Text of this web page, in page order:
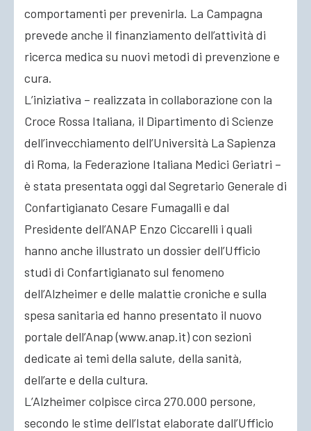
comportamenti per prevenirla. La Campagna
prevede anche il finanziamento dell’attività di
ricerca medica su nuovi metodi di prevenzione e
cura.
L’iniziativa – realizzata in collaborazione con la
Croce Rossa Italiana, il Dipartimento di Scienze
dell’invecchiamento dell’Università La Sapienza
di Roma, la Federazione Italiana Medici Geriatri –
è stata presentata oggi dal Segretario Generale di
Confartigianato Cesare Fumagalli e dal
Presidente dell’ANAP Enzo Ciccarelli i quali
hanno anche illustrato un dossier dell’Ufficio
studi di Confartigianato sul fenomeno
dell’Alzheimer e delle malattie croniche e sulla
spesa sanitaria ed hanno presentato il nuovo
portale dell’Anap (www.anap.it) con sezioni
dedicate ai temi della salute, della sanità,
dell’arte e della cultura.
L’Alzheimer colpisce circa 270.000 persone,
secondo le stime dell’Istat elaborate dall’Ufficio